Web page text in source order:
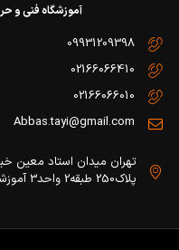
آموزشگاه فنی و حرفه
09931209398
02166066410
02166066010
Abbas.tayi@gmail.com
پلاک250 طبقه2 واحد3 آموزشگاه فنی و حرفه ای ابزار طباطبایی